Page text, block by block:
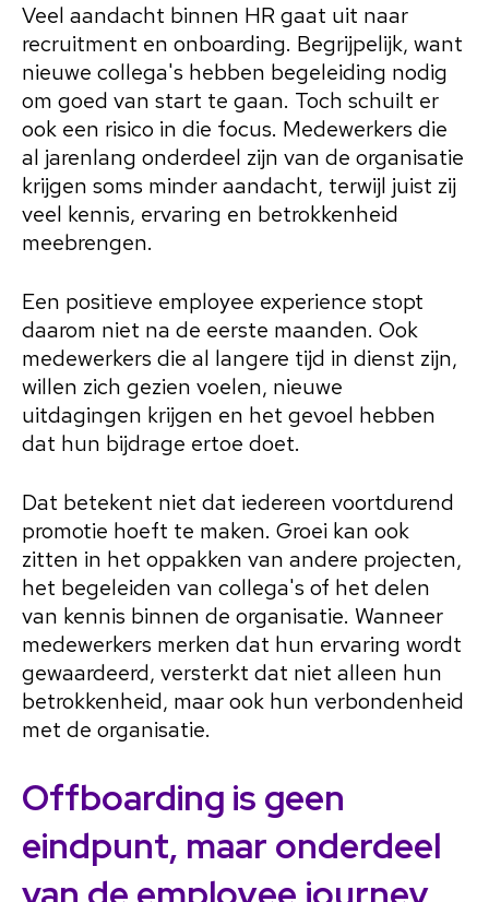
Veel aandacht binnen HR gaat uit naar
recruitment en onboarding. Begrijpelijk, want
nieuwe collega's hebben begeleiding nodig
om goed van start te gaan. Toch schuilt er
ook een risico in die focus. Medewerkers die
al jarenlang onderdeel zijn van de organisatie
krijgen soms minder aandacht, terwijl juist zij
veel kennis, ervaring en betrokkenheid
meebrengen.
Een positieve employee experience stopt
daarom niet na de eerste maanden. Ook
medewerkers die al langere tijd in dienst zijn,
willen zich gezien voelen, nieuwe
uitdagingen krijgen en het gevoel hebben
dat hun bijdrage ertoe doet.
Dat betekent niet dat iedereen voortdurend
promotie hoeft te maken. Groei kan ook
zitten in het oppakken van andere projecten,
het begeleiden van collega's of het delen
van kennis binnen de organisatie. Wanneer
medewerkers merken dat hun ervaring wordt
gewaardeerd, versterkt dat niet alleen hun
betrokkenheid, maar ook hun verbondenheid
met de organisatie.
Offboarding is geen
eindpunt, maar onderdeel